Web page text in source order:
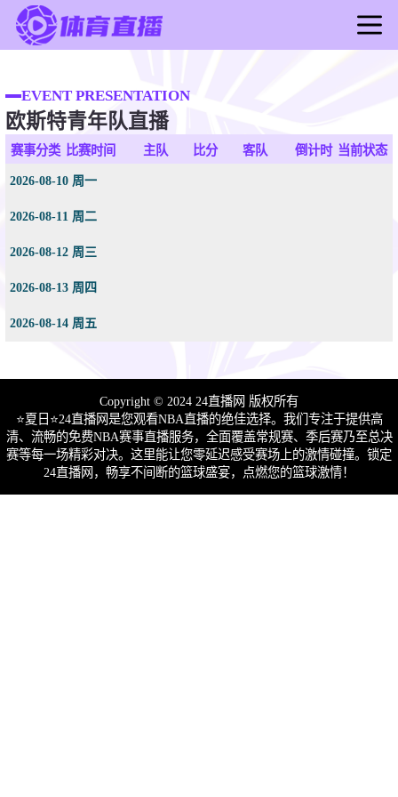
足球直播
篮球直播
足球录像
篮球新闻
EVENT PRESENTATION
欧斯特青年队直播
赛事分类 比赛时间 主队 比分 客队 倒计时 当前状态
2026-08-10 周一
2026-08-11 周二
2026-08-12 周三
2026-08-13 周四
2026-08-14 周五
Copyright © 2024 24直播网 版权所有
⭐️夏日⭐24直播网是您观看NBA直播的绝佳选择。我们专注于提供高
清、流畅的免费NBA赛事直播服务，全面覆盖常规赛、季后赛乃至总决
赛等每一场精彩对决。这里能让您零延迟感受赛场上的激情碰撞。锁定
24直播网，畅享不间断的篮球盛宴，点燃您的篮球激情！